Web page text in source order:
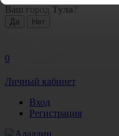
Ваш город Тула ?
0
Личный кабинет
Вход
Регистрация